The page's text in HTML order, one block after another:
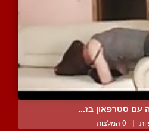
עם סטרפאון בז...
| 0 המלצות